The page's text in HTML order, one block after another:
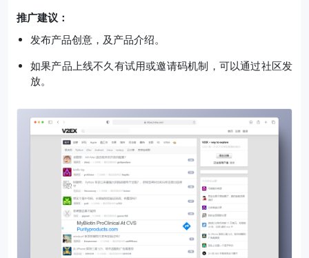
推广建议：
发布产品创意，及产品介绍。
如果产品上线不久有试用或邀请码机制，可以通过社区发
放。